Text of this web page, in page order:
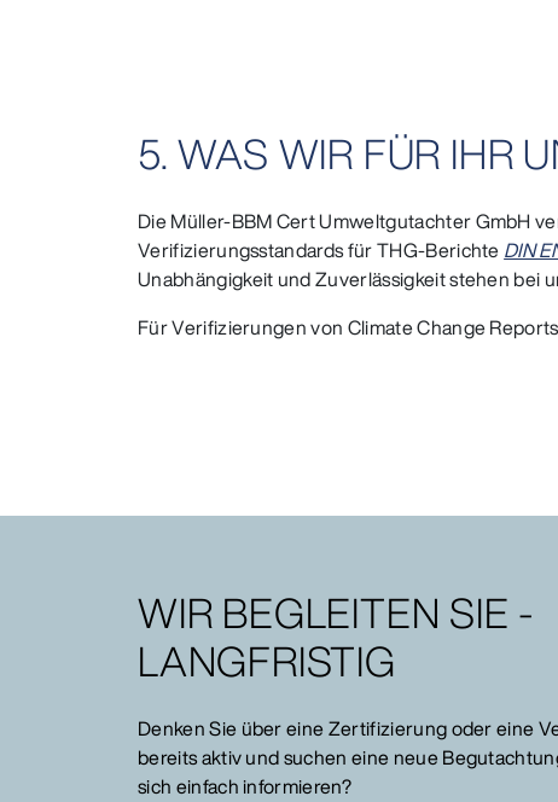
5. WAS WIR FÜR IHR
Die Müller-BBM Cert Umweltgutachter GmbH
Verifizierungsstandards für THG-Berichte DIN
Unabhängigkeit und Zuverlässigkeit stehen bei
Für Verifizierungen von Climate Change
WIR BEGLEITEN SIE -
LANGFRISTIG
Denken Sie über eine Zertifizierung oder eine
bereits aktiv und suchen eine neue
sich einfach informieren?